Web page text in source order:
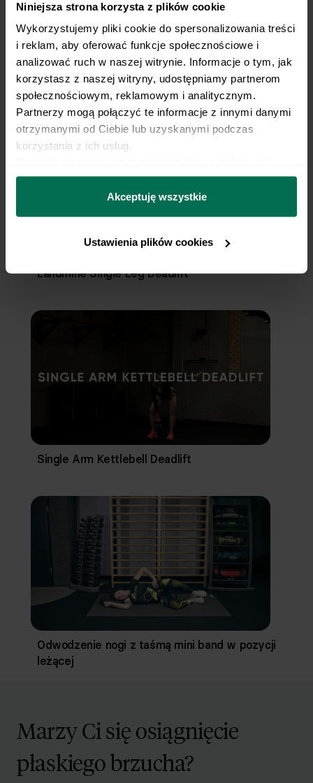
Niniejsza strona korzysta z plików cookie
Wykorzystujemy pliki cookie do spersonalizowania treści
i reklam, aby oferować funkcje społecznościowe i
analizować ruch w naszej witrynie. Informacje o tym, jak
korzystasz z naszej witryny, udostępniamy partnerom
społecznościowym, reklamowym i analitycznym.
Partnerzy mogą połączyć te informacje z innymi danymi
otrzymanymi od Ciebie lub uzyskanymi podczas
korzystania z ich usług.
można się z nami skontaktować i w jaki sposób
przetwarzamy dane osobowe w ramach
prywatności.
Akceptuję wszystkie
Ustawienia plików cookies
Miniband Glute Bridge
Landmine Single Leg Deadlift
Single Arm Kettlebell Deadlift
Odwodzenie nogi z taśmą mini band w pozycji
leżącej
Marzy Ci się osiągnięcie
płaskiego brzucha?